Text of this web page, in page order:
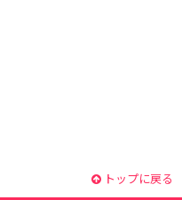
トップに戻る